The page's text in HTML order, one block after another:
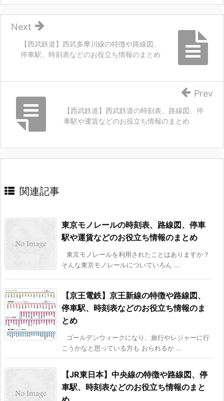
【西武鉄道】西武多摩川線の特徴や路線図、
停車駅、時刻表などのお役立ち情報のまとめ
Next
【西武鉄道】西武鉄道の時刻表、路線図、停
車駅や運賃などのお役立ち情報のまとめ
Prev
関連記事
東京モノレールの時刻表、路線図、停車
駅や運賃などのお役立ち情報のまとめ
東京モノレールを利用されたことはありますか？
そんな東京モノレールについていろん ...
【京王電鉄】京王新線の特徴や路線図、
停車駅、時刻表などのお役立ち情報のま
とめ
ゴールデンウィークになり、旅行やレジャーに行
こうかなと思っている方も おられるか ...
【JR東日本】中央線の特徴や路線図、停
車駅、時刻表などのお役立ち情報のまと